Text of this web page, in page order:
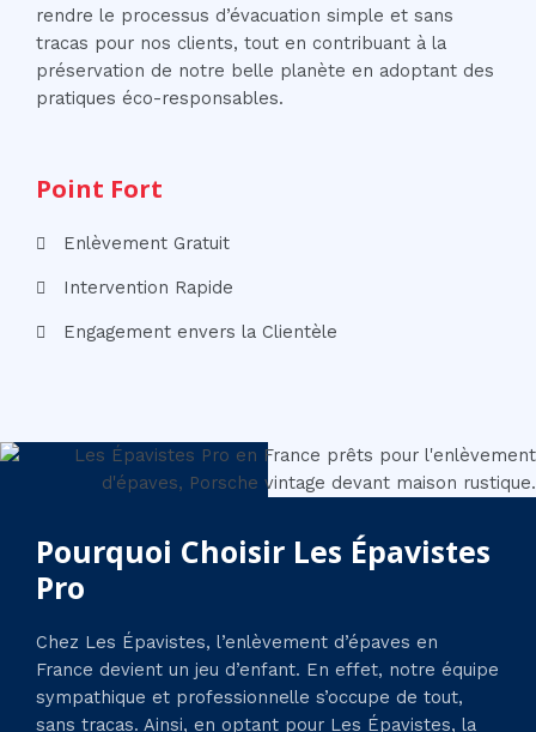
rendre le processus d’évacuation simple et sans
tracas pour nos clients, tout en contribuant à la
préservation de notre belle planète en adoptant des
pratiques éco-responsables.
Point Fort
Enlèvement Gratuit
Intervention Rapide
Engagement envers la Clientèle
Pourquoi Choisir Les Épavistes
Pro
Chez Les Épavistes, l’enlèvement d’épaves en
France devient un jeu d’enfant. En effet, notre équipe
sympathique et professionnelle s’occupe de tout,
sans tracas. Ainsi, en optant pour Les Épavistes, la